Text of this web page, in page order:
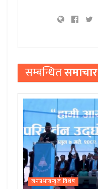
सम्बन्धितसमाचार
जनप्रभाबन्युज विशेष